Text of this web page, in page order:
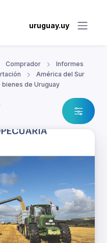
uruguay.uy
Comprador
Informes
América del Sur
de Uruguay